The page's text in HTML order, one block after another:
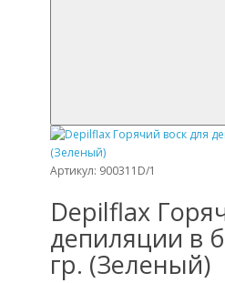
Артикул: 900311D/1
Depilflax
депиляции в
гр. (Зеленый)